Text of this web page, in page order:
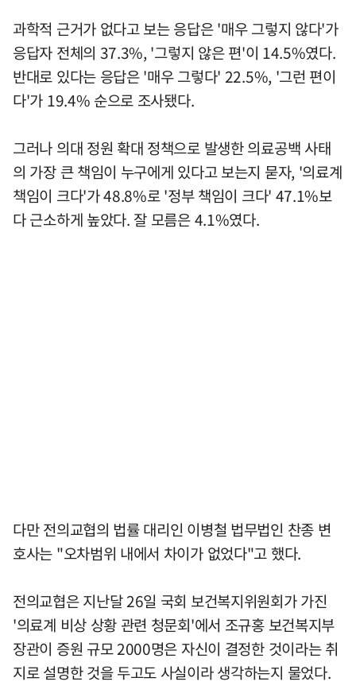
과학적 근거가 없다고 보는 응답은 '매우 그렇지 않다'가
응답자 전체의 37.3%, '그렇지 않은 편'이 14.5%였다.
반대로 있다는 응답은 '매우 그렇다' 22.5%, '그런 편이
다'가 19.4% 순으로 조사됐다.
그러나 의대 정원 확대 정책으로 발생한 의료공백 사태
의 가장 큰 책임이 누구에게 있다고 보는지 묻자, '의료계
책임이 크다'가 48.8%로 '정부 책임이 크다' 47.1%보
다 근소하게 높았다. 잘 모름은 4.1%였다.
다만 전의교협의 법률 대리인 이병철 법무법인 찬종 변
호사는 "오차범위 내에서 차이가 없었다"고 했다.
전의교협은 지난달 26일 국회 보건복지위원회가 가진
'의료계 비상 상황 관련 청문회'에서 조규홍 보건복지부
장관이 증원 규모 2000명은 자신이 결정한 것이라는 취
지로 설명한 것을 두고도 사실이라 생각하는지 물었다.